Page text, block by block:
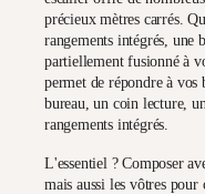
précieux mètres carrés.
rangements intégrés, une
partiellement fusionné à
permet de répondre à vos
bureau, un coin lecture,
rangements intégrés.
L'essentiel ? Composer
mais aussi les vôtres pour